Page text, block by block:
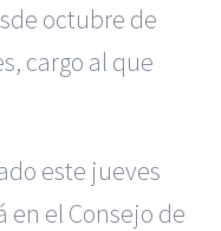
octubre de
cargo al que
este jueves
en el Consejo de